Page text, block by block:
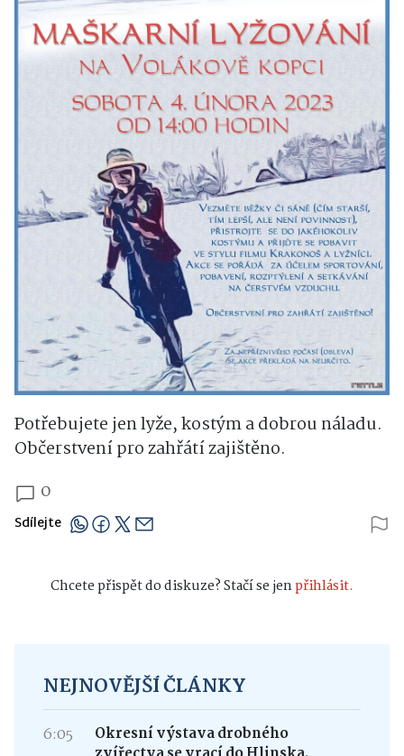
Potřebujete jen lyže, kostým a dobrou náladu.
Občerstvení pro zahřátí zajištěno.
0
Sdílejte
Chcete přispět do diskuze? Stačí se jenpřihlásit.
NEJNOVĚJŠÍ ČLÁNKY
6:05
Okresní výstava drobného